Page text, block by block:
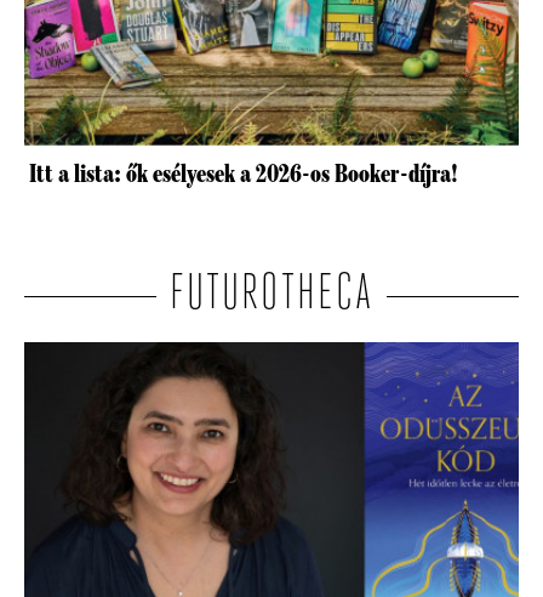
Itt a lista: ők esélyesek a 2026-os Booker-díjra!
FUTUROTHECA